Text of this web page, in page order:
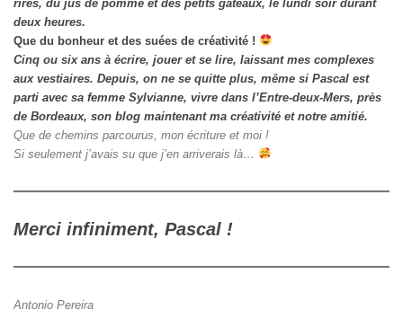
rires, du jus de pomme et des petits gâteaux, le lundi soir durant
deux heures.
Que du bonheur et des suées de créativité !
Cinq ou six ans à écrire, jouer et se lire, laissant mes complexes
aux vestiaires. Depuis, on ne se quitte plus, même si Pascal est
parti avec sa femme Sylvianne, vivre dans l’Entre-deux-Mers, près
de Bordeaux, son blog maintenant ma créativité et notre amitié.
Que de chemins parcourus, mon écriture et moi !
Si seulement j’avais su que j’en arriverais là…
Merci infiniment, Pascal !
Antonio Pereira